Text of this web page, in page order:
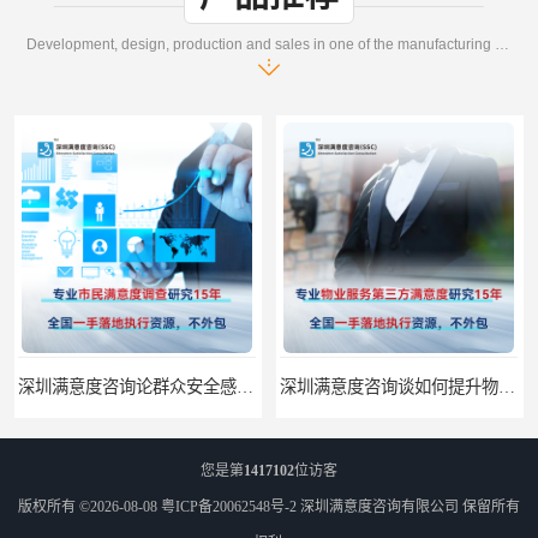
Development, design, production and sales in one of the manufacturing enterprises
您是第1417102位访客
版权所有 ©2026-08-08 粤ICP备20062548号-2 深圳满意度咨询有限公司 保留所有